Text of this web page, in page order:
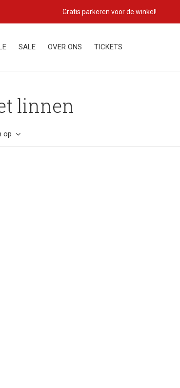
SALE OVER ONS TICKETS
Lekker eigenzinnig!
linnen
op